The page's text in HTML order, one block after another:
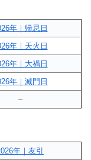
年｜帰忌日
年｜天火日
年｜大禍日
年｜滅門日
–
年｜友引